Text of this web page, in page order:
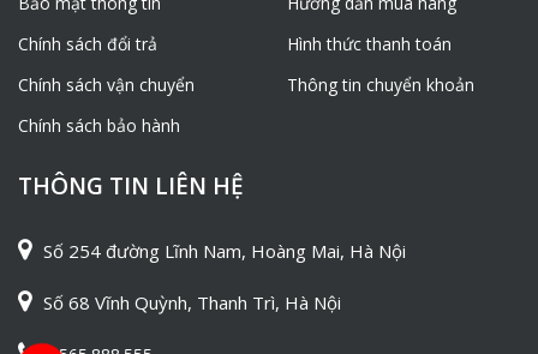
Chính sách đổi trả
Chính sách vận chuyển
Chính sách bảo hành
Hình thức thanh toán
Thông tin chuyển khoản
THÔNG TIN LIÊN HỆ
Số 254 đường Lĩnh Nam, Hoàng Mai, Hà Nội
Số 68 Vĩnh Quỳnh, Thanh Trì, Hà Nội